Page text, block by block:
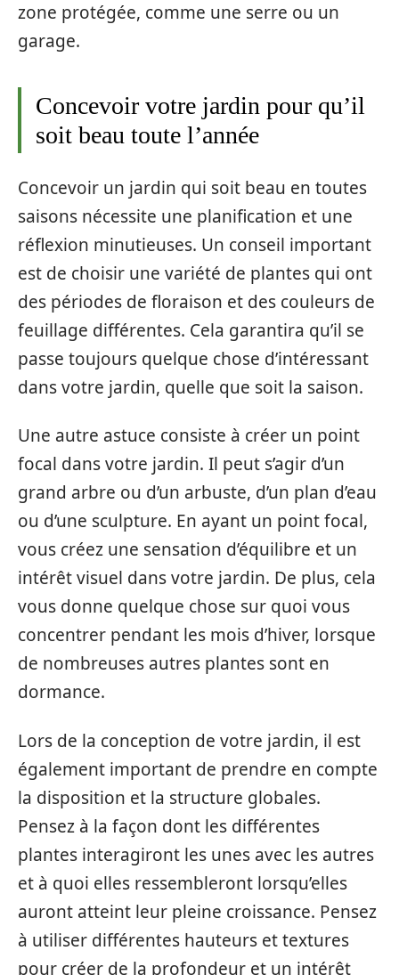
zone protégée, comme une serre ou un
garage.
Concevoir votre jardin pour qu’il
soit beau toute l’année
Concevoir un jardin qui soit beau en toutes
saisons nécessite une planification et une
réflexion minutieuses. Un conseil important
est de choisir une variété de plantes qui ont
des périodes de floraison et des couleurs de
feuillage différentes. Cela garantira qu’il se
passe toujours quelque chose d’intéressant
dans votre jardin, quelle que soit la saison.
Une autre astuce consiste à créer un point
focal dans votre jardin. Il peut s’agir d’un
grand arbre ou d’un arbuste, d’un plan d’eau
ou d’une sculpture. En ayant un point focal,
vous créez une sensation d’équilibre et un
intérêt visuel dans votre jardin. De plus, cela
vous donne quelque chose sur quoi vous
concentrer pendant les mois d’hiver, lorsque
de nombreuses autres plantes sont en
dormance.
Lors de la conception de votre jardin, il est
également important de prendre en compte
la disposition et la structure globales.
Pensez à la façon dont les différentes
plantes interagiront les unes avec les autres
et à quoi elles ressembleront lorsqu’elles
auront atteint leur pleine croissance. Pensez
à utiliser différentes hauteurs et textures
pour créer de la profondeur et un intérêt